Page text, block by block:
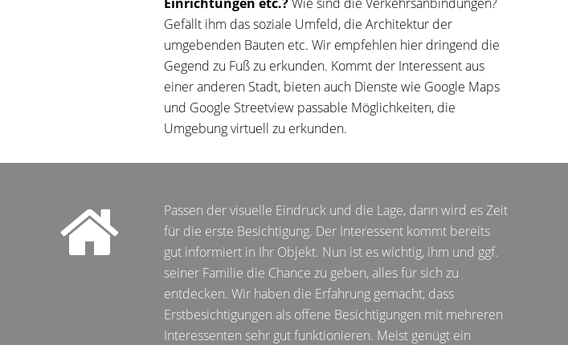
Gefällt ihm das soziale Umfeld, die Architektur der
umgebenden Bauten etc. Wir empfehlen hier dringend die
Gegend zu Fuß zu erkunden. Kommt der Interessent aus
einer anderen Stadt, bieten auch Dienste wie Google Maps
und Google Streetview passable Möglichkeiten, die
Umgebung virtuell zu erkunden.
Passen der visuelle Eindruck und die Lage, dann wird es Zeit
für die erste Besichtigung. Der Interessent kommt bereits
gut informiert in Ihr Objekt. Nun ist es wichtig, ihm und ggf.
seiner Familie die Chance zu geben, alles für sich zu
entdecken. Wir haben die Erfahrung gemacht, dass
Erstbesichtigungen als offene Besichtigungen mit mehreren
Interessenten sehr gut funktionieren. Meist genügt ein